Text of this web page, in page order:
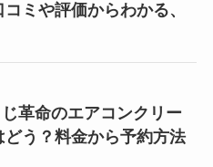
ミや評価からわかる、
革命のエアコンクリー
う？料金から予約方法